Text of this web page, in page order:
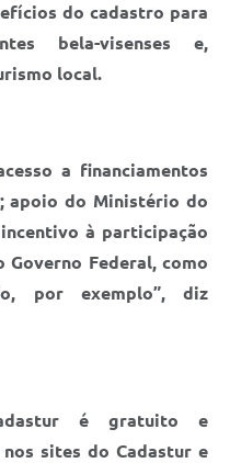
do cadastro para
bela-visenses e,
local.
a financiamentos
apoio do Ministério do
à participação
Federal, como
por exemplo”, diz
é gratuito e
sites do Cadastur e